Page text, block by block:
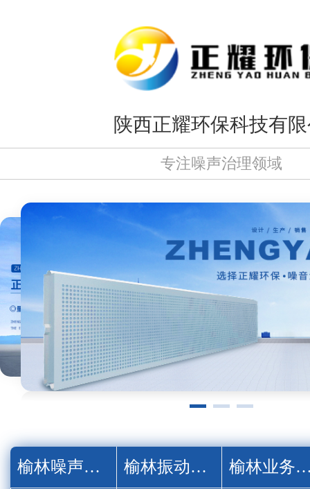
陕西正耀环保科技有
专注噪声治理领域
榆林噪声治理 榆林振动控制 榆林业